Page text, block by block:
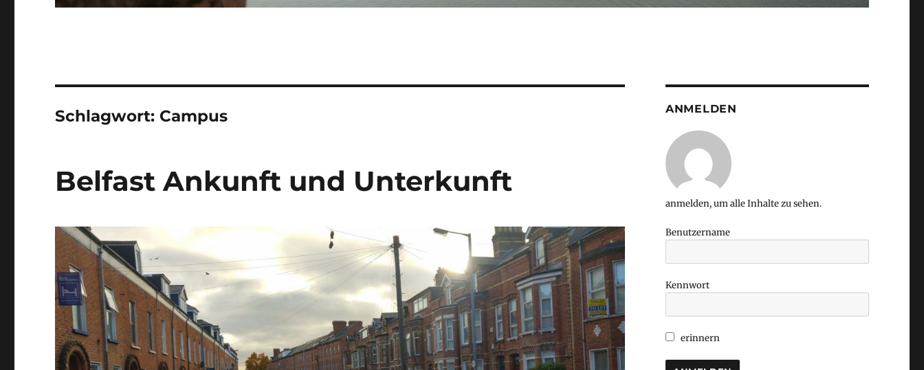
Schlagwort: Campus
Belfast Ankunft und Unterkunft
ANMELDEN
anmelden, um alle Inhalte zu sehen.
Benutzername
Kennwort
erinnern